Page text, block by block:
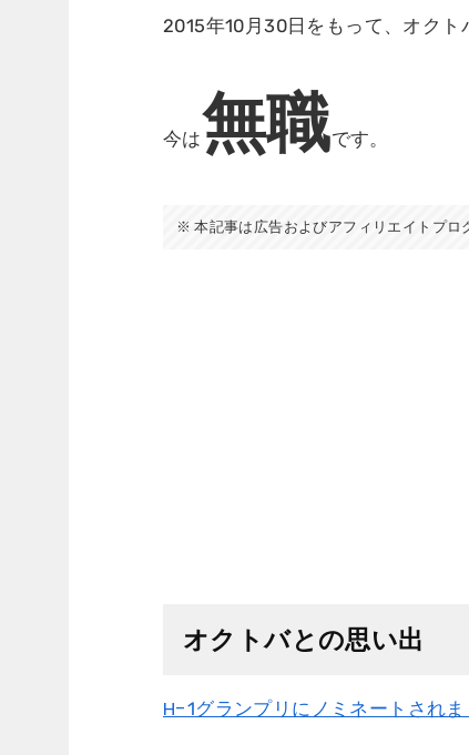
2015年10月30日をもって、オクト
今は無職です。
本記事は広告およびアフィリエイトプロ
オクトバとの思い出
H-1グランプリにノミネートされ